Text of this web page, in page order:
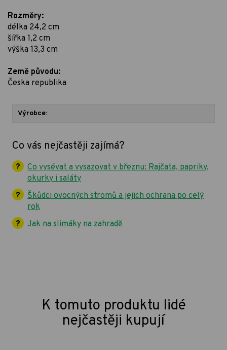
Rozměry:
délka 24,2 cm
šířka 1,2 cm
výška 13,3 cm
Země původu:
Česka republika
Výrobce:
Co vás nejčastěji zajímá?
Co vysévat a vysazovat v březnu: Rajčata, papriky,
okurky i saláty
Škůdci ovocných stromů a jejich ochrana po celý
rok
Jak na slimáky na zahradě
K tomuto produktu lidé
nejčastěji kupují